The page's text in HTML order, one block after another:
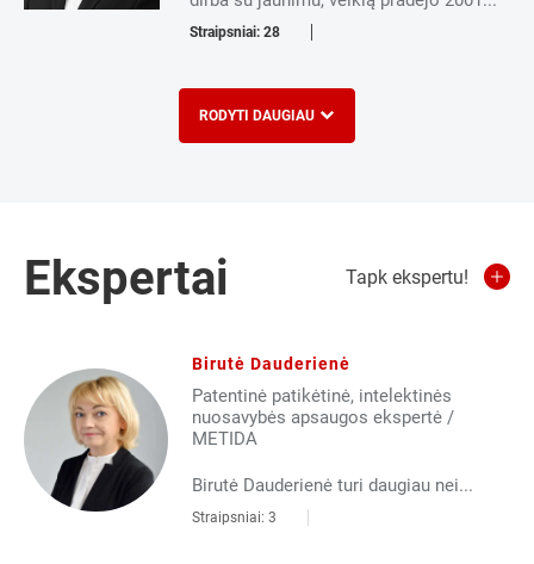
Straipsniai: 28
RODYTI DAUGIAU
Ekspertai Tapk ekspertu!
Birutė Dauderienė
Patentinė patikėtinė, intelektinės
nuosavybės apsaugos ekspertė /
METIDA
Birutė Dauderienė turi daugiau nei...
Straipsniai: 3